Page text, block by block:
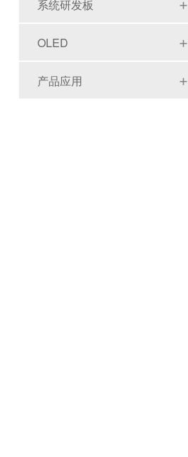
系统研发板
OLED
产品应用